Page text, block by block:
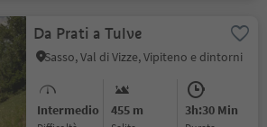
Da Prati a Tulve
Sasso, Val di Vizze, Vipiteno e dintorni
Intermedio 455 m 3h:30 Min